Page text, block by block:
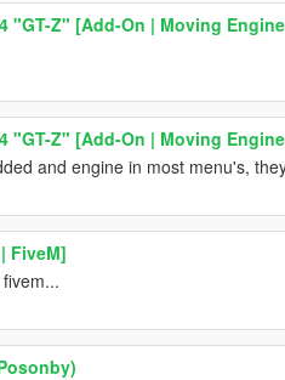
"GT-Z" [Add-On | Moving
"GT-Z" [Add-On | Moving
and engine in most menu's,
FiveM]